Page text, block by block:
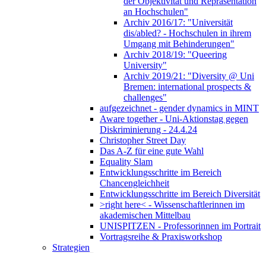
an Hochschulen"
Archiv 2016/17: "Universität
dis/abled? - Hochschulen in ihrem
Umgang mit Behinderungen"
Archiv 2018/19: "Queering
University"
Archiv 2019/21: "Diversity @ Uni
Bremen: international prospects &
challenges"
aufgezeichnet - gender dynamics in MINT
Aware together - Uni-Aktionstag gegen
Diskriminierung - 24.4.24
Christopher Street Day
Das A-Z für eine gute Wahl
Equality Slam
Entwicklungsschritte im Bereich
Chancengleichheit
Entwicklungsschritte im Bereich Diversität
>right here< - Wissenschaftlerinnen im
akademischen Mittelbau
UNISPITZEN - Professorinnen im Portrait
Vortragsreihe & Praxisworkshop
Strategien